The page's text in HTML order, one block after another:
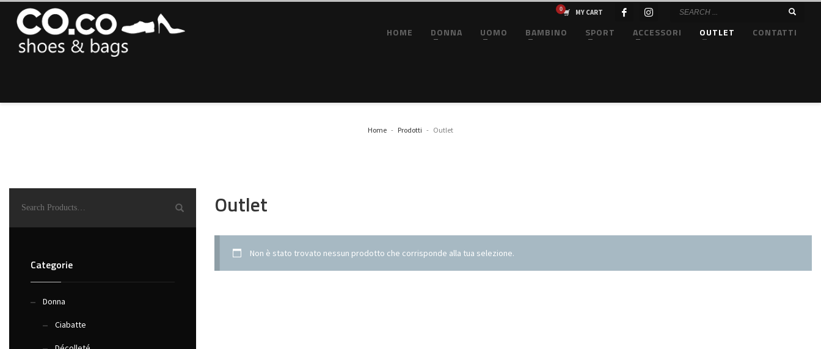
MY CART
HOME DONNA UOMO BAMBINO SPORT ACCESSORI OUTLET CONTATTI
Home Prodotti Outlet
Outlet
Non è stato trovato nessun prodotto che corrisponde alla tua selezione.
Categorie
Donna
Ciabatte